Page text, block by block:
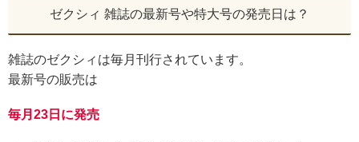
ゼクシィ 雑誌の最新号や特大号の発売日は？
雑誌のゼクシィは毎月刊行されています。
最新号の販売は
毎月23日に発売